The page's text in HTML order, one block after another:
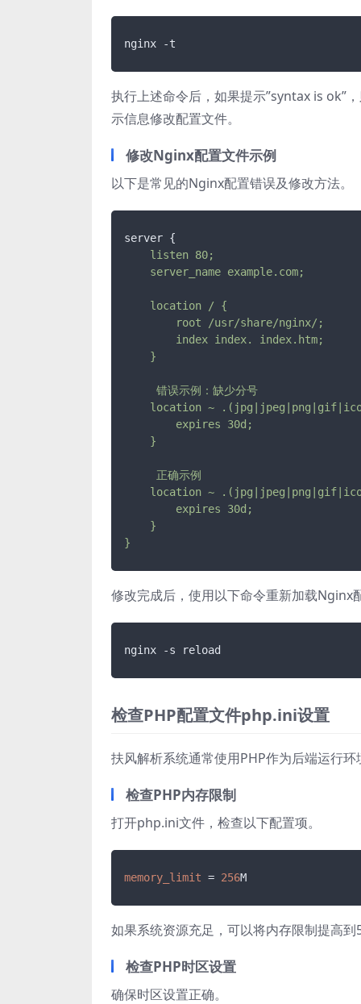
执行上述命令后，如果提示”syntax is ok”
示信息修改配置文件。
修改Nginx配置文件示例
以下是常见的Nginx配置错误及修改方法。
    listen 80;
    location / {
        root /usr/share/nginx/;
        index index. index.htm;
     错误示例：缺少分号
location ~
        expires 30d;
     正确示例
location ~
        expires 30d;
    }
修改完成后，使用以下命令重新加载Nginx配
检查PHP配置文件php.ini设置
扶风解析系统通常使用PHP作为后端运行环
检查PHP内存限制
打开php.ini文件，检查以下配置项。
memory_limit = 256
如果系统资源充足，可以将内存限制提高到
检查PHP时区设置
确保时区设置正确。